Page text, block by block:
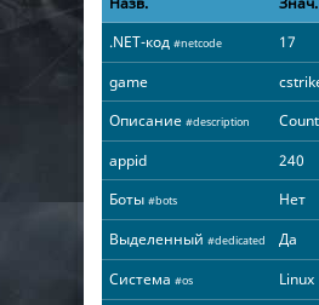
.NET-код #netcode
17
game
Описание #description
appid
240
Боты #bots
Нет
Выделенный #dedicated
Да
Система #os
Linux